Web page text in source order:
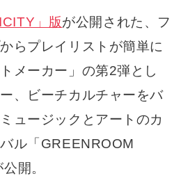
」版が公開された、フ
らプレイリストが簡単に
メーカー」の第2弾とし
、ビーチカルチャーをバ
ュージックとアートのカ
ル「GREENROOM
開。